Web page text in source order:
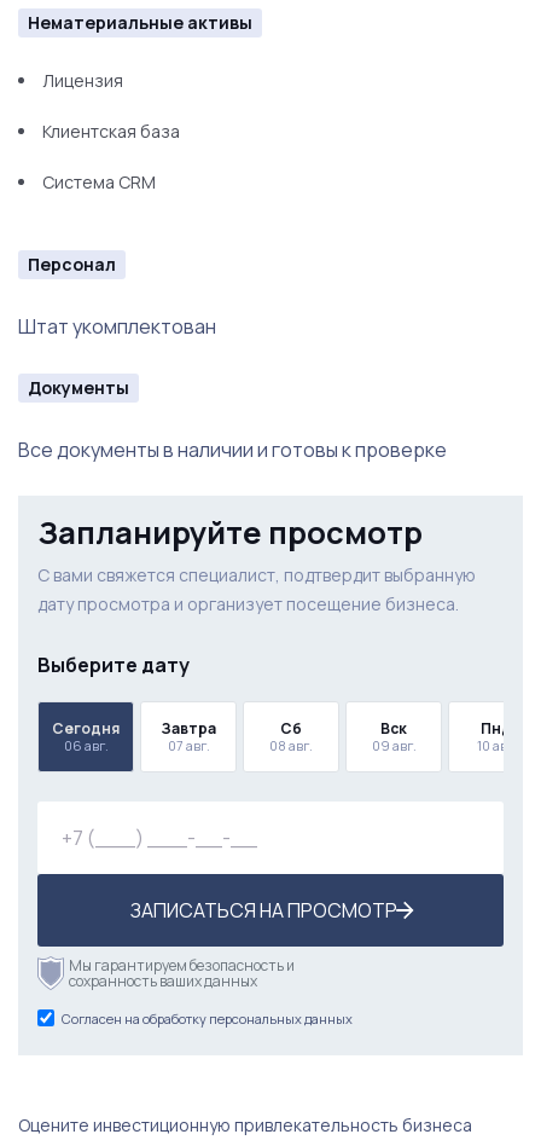
Нематериальные активы
Лицензия
Клиентская база
Система CRM
Персонал
Штат укомплектован
Документы
Все документы в наличии и готовы к проверке
Запланируйте просмотр
С вами свяжется специалист, подтвердит выбранную
дату просмотра и организует посещение бизнеса.
Выберите дату
Сегодня
06 авг.
Завтра
07 авг.
Сб
08 авг.
Вск
09 авг.
Пнд
10 авг.
ЗАПИСАТЬСЯ НА ПРОСМОТР
Мы гарантируем безопасность и
сохранность ваших данных
Согласен на обработку персональных данных
Оцените инвестиционную привлекательность бизнеса